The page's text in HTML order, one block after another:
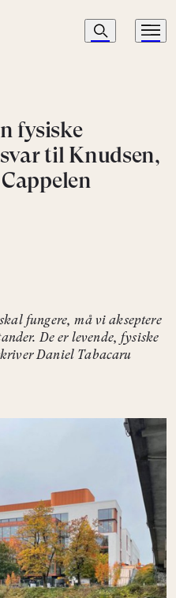
Navigasjon
Søk Meny
fysiske
til Knudsen,
fungere, må vi akseptere
De er levende, fysiske
Daniel Tabacaru